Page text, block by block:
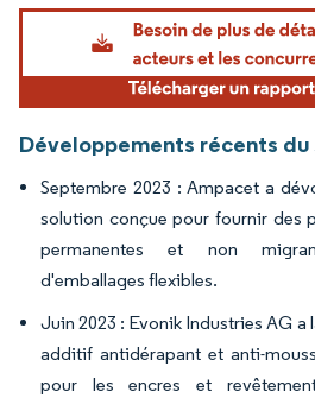
Image © Mordor Intelligence. La réutilisation
Développements récents
Septembre 2023 : Ampacet a
solution conçue pour fournir des
permanentes et non
d'emballages flexibles.
Juin 2023 : Evonik Industries AG a
additif antidérapant et anti-
pour les encres et